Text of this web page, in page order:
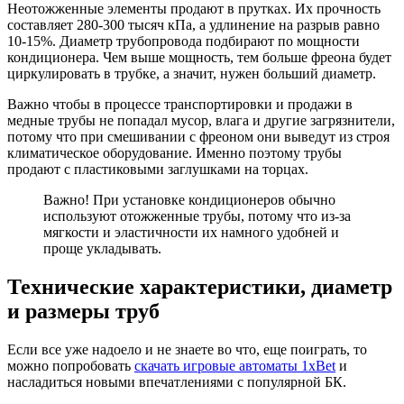
Неотожженные элементы продают в прутках. Их прочность
составляет 280-300 тысяч кПа, а удлинение на разрыв равно
10-15%. Диаметр трубопровода подбирают по мощности
кондиционера. Чем выше мощность, тем больше фреона будет
циркулировать в трубке, а значит, нужен больший диаметр.
Важно чтобы в процессе транспортировки и продажи в
медные трубы не попадал мусор, влага и другие загрязнители,
потому что при смешивании с фреоном они выведут из строя
климатическое оборудование. Именно поэтому трубы
продают с пластиковыми заглушками на торцах.
Важно! При установке кондиционеров обычно
используют отожженные трубы, потому что из-за
мягкости и эластичности их намного удобней и
проще укладывать.
Технические характеристики, диаметр
и размеры труб
Если все уже надоело и не знаете во что, еще поиграть, то
можно попробовать скачать игровые автоматы 1xBet и
насладиться новыми впечатлениями с популярной БК.